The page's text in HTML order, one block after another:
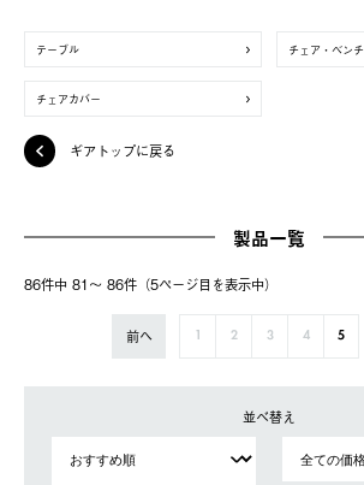
テーブル チェア・ベンチ
チェアカバー
ギアトップに戻る
製品一覧
86件中 81〜 86件（5ページ⽬を表⽰中）
前へ 2 3 4 5
並べ替え